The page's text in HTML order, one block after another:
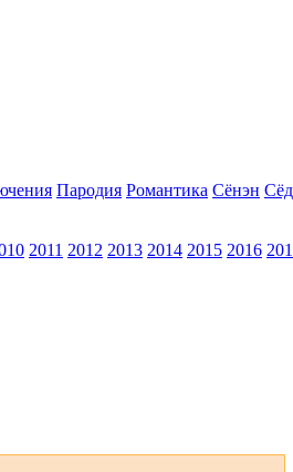
Пародия Романтика Сёнэн
2011 2012 2013 2014 2015 2016